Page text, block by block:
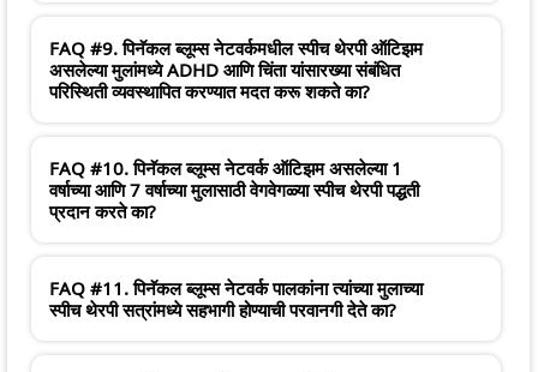
FAQ #9. पिनॅकल ब्लूम्स नेटवर्कमधील स्पीच थेरपी ऑटिझम
असलेल्या मुलांमध्ये ADHD आणि चिंता यांसारख्या संबंधित
परिस्थिती व्यवस्थापित करण्यात मदत करू शकते का?
FAQ #10. पिनॅकल ब्लूम्स नेटवर्क ऑटिझम असलेल्या 1
वर्षाच्या आणि 7 वर्षाच्या मुलासाठी वेगवेगळ्या स्पीच थेरपी पद्धती
प्रदान करते का?
FAQ #11. पिनॅकल ब्लूम्स नेटवर्क पालकांना त्यांच्या मुलाच्या
स्पीच थेरपी सत्रांमध्ये सहभागी होण्याची परवानगी देते का?